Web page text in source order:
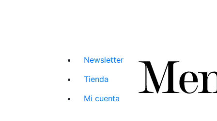
Newsletter
Tienda
Mi cuenta